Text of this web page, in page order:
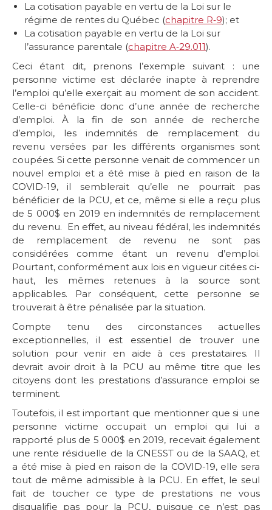
La cotisation payable en vertu de la Loi sur le
régime de rentes du Québec (chapitre R‐9); et
La cotisation payable en vertu de la Loi sur
l’assurance parentale (chapitre A‐29.011).
Ceci étant dit, prenons l’exemple suivant : une
personne victime est déclarée inapte à reprendre
l’emploi qu’elle exerçait au moment de son accident.
Celle-ci bénéficie donc d’une année de recherche
d’emploi. À la fin de son année de recherche
d’emploi, les indemnités de remplacement du
revenu versées par les différents organismes sont
coupées. Si cette personne venait de commencer un
nouvel emploi et a été mise à pied en raison de la
COVID-19, il semblerait qu’elle ne pourrait pas
bénéficier de la PCU, et ce, même si elle a reçu plus
de 5 000$ en 2019 en indemnités de remplacement
du revenu. En effet, au niveau fédéral, les indemnités
de remplacement de revenu ne sont pas
considérées comme étant un revenu d’emploi.
Pourtant, conformément aux lois en vigueur citées ci-
haut, les mêmes retenues à la source sont
applicables. Par conséquent, cette personne se
trouverait à être pénalisée par la situation.
Compte tenu des circonstances actuelles
exceptionnelles, il est essentiel de trouver une
solution pour venir en aide à ces prestataires. Il
devrait avoir droit à la PCU au même titre que les
citoyens dont les prestations d’assurance emploi se
terminent.
Toutefois, il est important que mentionner que si une
personne victime occupait un emploi qui lui a
rapporté plus de 5 000$ en 2019, recevait également
une rente résiduelle de la CNESST ou de la SAAQ, et
a été mise à pied en raison de la COVID-19, elle sera
tout de même admissible à la PCU. En effet, le seul
fait de toucher ce type de prestations ne vous
disqualifie pas pour la PCU, puisque ce n’est pas